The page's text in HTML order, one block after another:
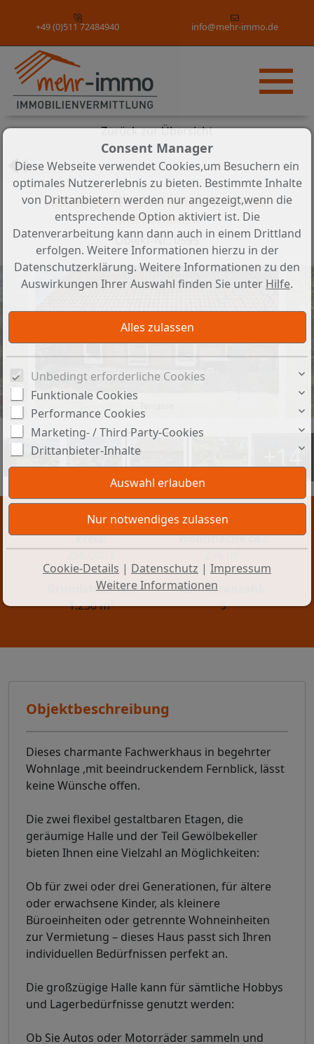
+49 (0)511 72484940 info@mehr-immo.de
Objekt 10 von 10
Zurück zur Übersicht
vielseitiges Fachwerkhaus mit Halle
und Fernblick
Objekt-Nr.: 0595
+14
Preis:
298.000 €
Wohnfläche ca.:
296 m²
Grundstück ca.:
1.230 m²
Zimmeranzahl:
9
Objektbeschreibung
Dieses charmante Fachwerkhaus in begehrter
Wohnlage ,mit beeindruckendem Fernblick, lässt
keine Wünsche offen.
Die zwei flexibel gestaltbaren Etagen, die
geräumige Halle und der Teil Gewölbekeller
bieten Ihnen eine Vielzahl an Möglichkeiten:
Ob für zwei oder drei Generationen, für ältere
oder erwachsene Kinder, als kleinere
Büroeinheiten oder getrennte Wohneinheiten
zur Vermietung – dieses Haus passt sich Ihren
individuellen Bedürfnissen perfekt an.
Die großzügige Halle kann für sämtliche Hobbys
und Lagerbedürfnisse genutzt werden:
Ob Sie Autos oder Motorräder sammeln und
Consent Manager
Diese Webseite verwendet Cookies,um Besuchern ein
optimales Nutzererlebnis zu bieten. Bestimmte Inhalte
von Drittanbietern werden nur angezeigt,wenn die
entsprechende Option aktiviert ist. Die
Datenverarbeitung kann dann auch in einem Drittland
erfolgen. Weitere Informationen hierzu in der
Datenschutzerklärung. Weitere Informationen zu den
Auswirkungen Ihrer Auswahl finden Sie unter Hilfe.
Unbedingt erforderliche Cookies
Funktionale Cookies
Performance Cookies
Marketing- / Third Party-Cookies
Drittanbieter-Inhalte
Cookie-Details | Datenschutz | Impressum
Weitere Informationen